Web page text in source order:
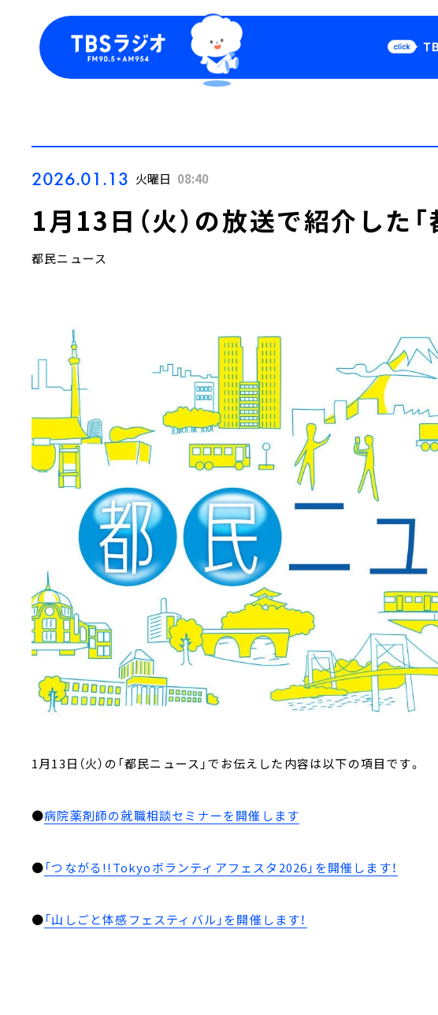
Podcast
2026.01.13 火曜日 08:40
1月13日（火）の放送で紹介した「
都民ニュース
1月13日（火）の「都民ニュース」でお伝えした内容は以下の項目です。
●病院薬剤師の就職相談セミナーを開催します
●「つながる!!Tokyoボランティアフェスタ2026」を開催します！
●「山しごと体感フェスティバル」を開催します！